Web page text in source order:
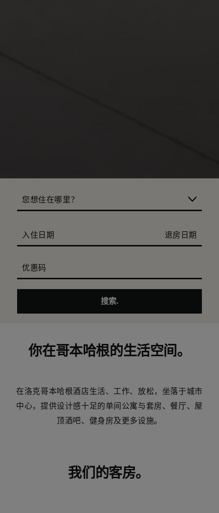
您想住在哪里？
入住日期 退房日期
优惠码
搜索.
你在哥本哈根的生活空间。
在洛克哥本哈根酒店生活、工作、放松，坐落于城市
中心，提供设计感十足的单间公寓与套房、餐厅、屋
顶酒吧、健身房及更多设施。
我们的客房。